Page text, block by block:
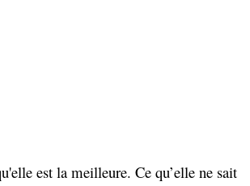
est la meilleure. Ce qu’elle ne sait